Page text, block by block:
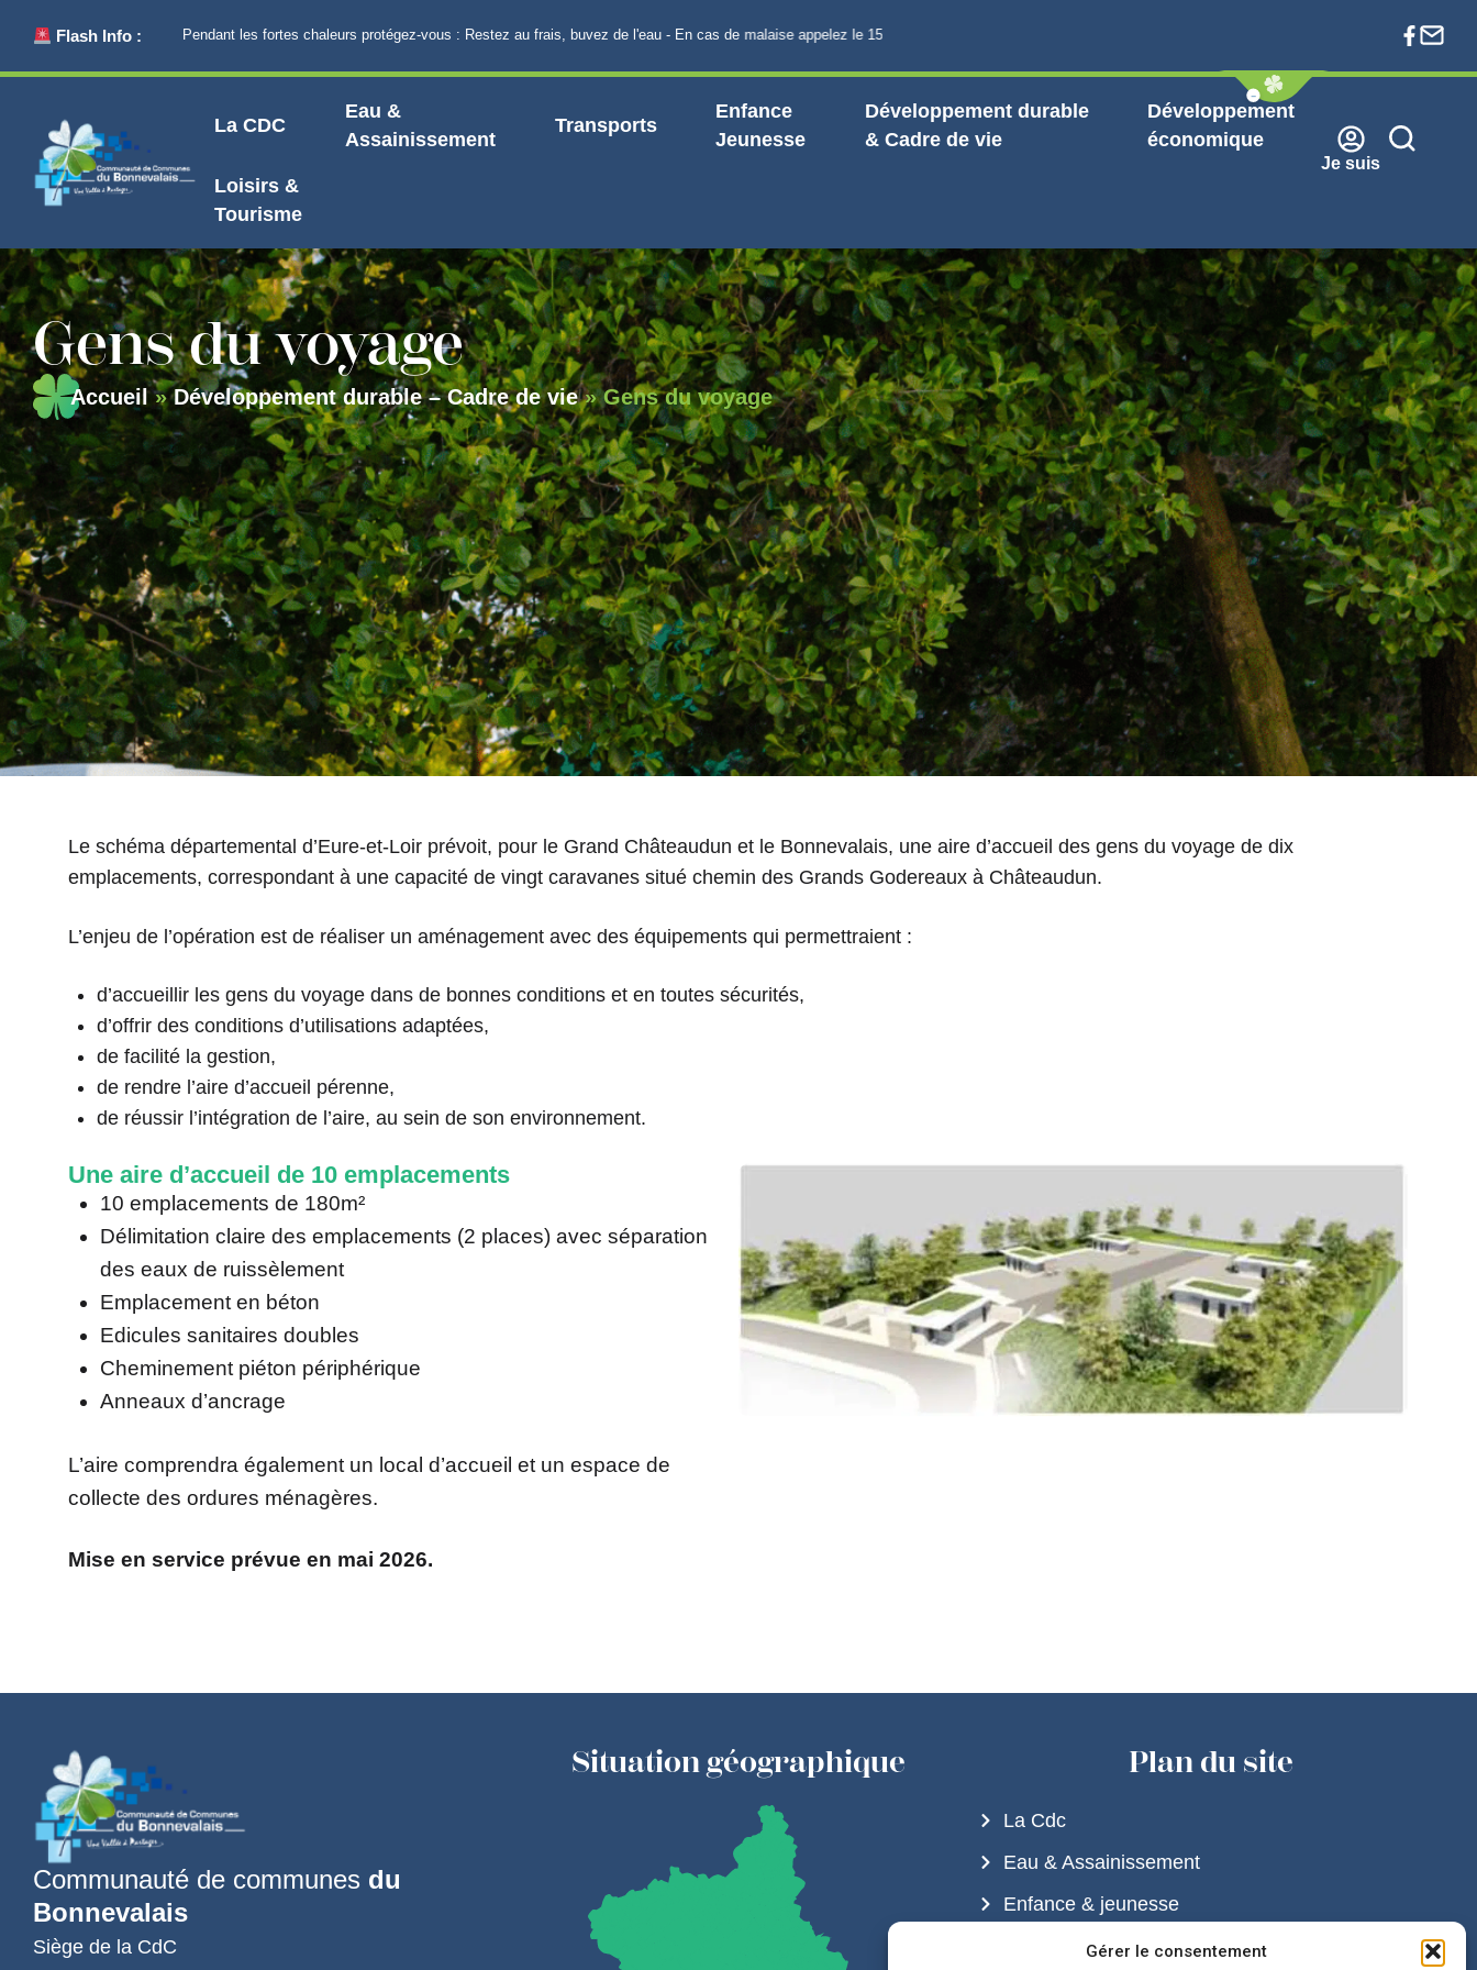
Gérer le consentement
principalFlash Info : Pendant les fortes chaleurs protégez-vous : Restez au frais, buvez de l'eau - En cas de malaise appelez le 15
La CDC
Eau &
Assainissement
Transports
Enfance
Jeunesse
Développement durable
& Cadre de vie
Développement
économique
Loisirs &
Tourisme
Je suis
Gens du voyage
Accueil»Développement durable – Cadre de vie»Gens du voyage
Le schéma départemental d’Eure-et-Loir prévoit, pour le Grand Châteaudun et le Bonnevalais, une aire d’accueil des gens du voyage de dix
emplacements, correspondant à une capacité de vingt caravanes situé chemin des Grands Godereaux à Châteaudun.
L’enjeu de l’opération est de réaliser un aménagement avec des équipements qui permettraient :
d’accueillir les gens du voyage dans de bonnes conditions et en toutes sécurités,
d’offrir des conditions d’utilisations adaptées,
de facilité la gestion,
de rendre l’aire d’accueil pérenne,
de réussir l’intégration de l’aire, au sein de son environnement.
Une aire d’accueil de 10 emplacements
10 emplacements de 180m²
Délimitation claire des emplacements (2 places) avec séparation
des eaux de ruissèlement
Emplacement en béton
Edicules sanitaires doubles
Cheminement piéton périphérique
Anneaux d’ancrage
L’aire comprendra également un local d’accueil et un espace de
collecte des ordures ménagères.
Mise en service prévue en mai 2026.
Communauté de communes du
Bonnevalais
Siège de la CdC
Situation géographique Plan du site
La Cdc
Eau & Assainissement
Enfance & jeunesse
Développement durable & Cadre de vie